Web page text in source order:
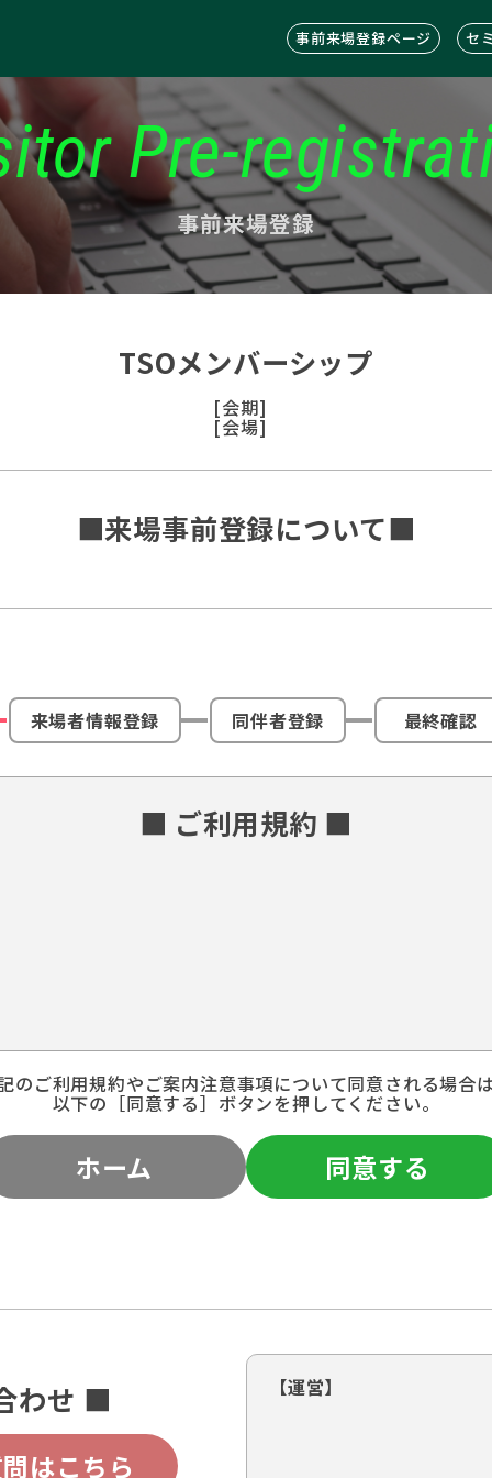
事前来場登録ページ セ
Pre-
事前来場登録
TSOメンバーシップ
[会期]
[会場]
■来場事前登録について■
来場者情報登録 同伴者登録 最終確認
■ ご利用規約 ■
のご利用規約やご案内注意事項について同意される場合
以下の［同意する］ボタンを押してください。
ホーム 同意する
わせ ■
はこちら
【運営】